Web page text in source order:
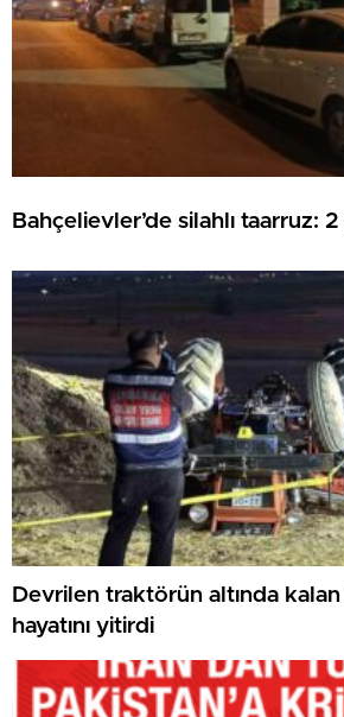
Bahçelievler’de silahlı taarruz: 2
Devrilen traktörün altında kalan
hayatını yitirdi